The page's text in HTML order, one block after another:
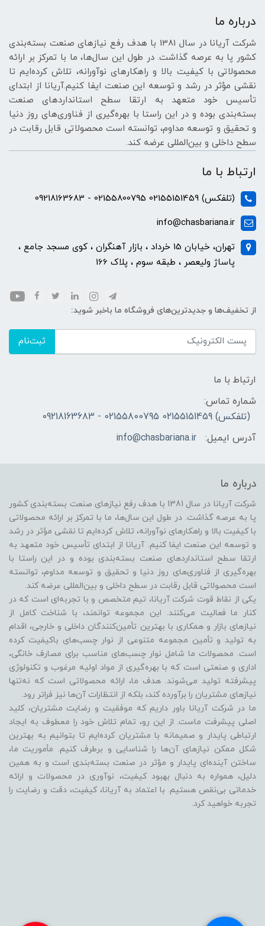
درباره ما
شرکت آریانا در سال 1381 با هدف رفع نیازهای صنعت بسته‌بندی
کشور پا به عرصه گذاشت. در طول این سال‌ها، ما با تمرکز بر ارائه
محصولاتی با کیفیت بالا و راهکارهای نوآورانه، تلاش کرده‌ایم تا
نقشی مؤثر در رشد و توسعه این صنعت ایفا کنیم.آریانا از ابتدای
تأسیس خود متعهد به ارتقا سطح استانداردهای صنعت
بسته‌بندی بوده و در این راستا با بهره‌گیری از فناوری‌های روز دنیا
و تحقیق و توسعه مداوم، توانسته است محصولاتی قابل رقابت در
سطح داخلی و بین‌المللی عرضه کند.
ارتباط با ما
(تلفکس) 02155151459 02155800795 - 09218163683
info@chasbariana.ir
تهران، خیابان 15 خرداد ، بازار آهنگران ، کوی مسجد جامع ،
پاساژ ولیعصر ، طبقه سوم ، پلاک 166
از تخفیف‌ها و جدیدترین‌های فروشگاه ما باخبر شوید:
ثبت‌نام
ارتباط با ما
شماره تماس:
(تلفکس) 02155151459 02155800795 - 09218163683
آدرس ایمیل:
info@chasbariana.ir
درباره ما
شرکت آریانا در سال 1381 با هدف رفع نیازهای صنعت بسته‌بندی کشور
پا به عرصه گذاشت. در طول این سال‌ها، ما با تمرکز بر ارائه محصولاتی
با کیفیت بالا و راهکارهای نوآورانه، تلاش کرده‌ایم تا نقشی مؤثر در رشد
و توسعه این صنعت ایفا کنیم. آریانا از ابتدای تأسیس خود متعهد به
ارتقا سطح استانداردهای صنعت بسته‌بندی بوده و در این راستا با
بهره‌گیری از فناوری‌های روز دنیا و تحقیق و توسعه مداوم، توانسته
است محصولاتی قابل رقابت در سطح داخلی و بین‌المللی عرضه کند.
یکی از نقاط قوت شرکت آریانا، تیم متخصص و با تجربه‌ای است که در
کنار ما فعالیت می‌کنند. این مجموعه توانمند، با شناخت کامل از
نیازهای بازار و همکاری با بهترین تأمین‌کنندگان داخلی و خارجی، اقدام
به تولید و تأمین مجموعه متنوعی از نوار چسب‌های باکیفیت کرده
است. محصولات ما شامل نوار چسب‌های مناسب برای مصارف خانگی،
اداری و صنعتی است که با بهره‌گیری از مواد اولیه مرغوب و تکنولوژی
پیشرفته تولید می‌شوند. هدف ما، ارائه محصولاتی است که نه‌تنها
نیازهای مشتریان را برآورده کند، بلکه از انتظارات آن‌ها نیز فراتر رود.
ما در شرکت آریانا باور داریم که موفقیت و رضایت مشتریان، کلید
اصلی پیشرفت ماست. از این رو، تمام تلاش خود را معطوف به ایجاد
ارتباطی پایدار و صمیمانه با مشتریان کرده‌ایم تا بتوانیم به بهترین
شکل ممکن نیازهای آن‌ها را شناسایی و برطرف کنیم. مأموریت ما،
ساختن آینده‌ای پایدار و مؤثر در صنعت بسته‌بندی است و به همین
دلیل، همواره به دنبال بهبود کیفیت، نوآوری در محصولات و ارائه
خدماتی بی‌نقص هستیم. با اعتماد به آریانا، کیفیت، دقت و رضایت را
تجربه خواهید کرد.